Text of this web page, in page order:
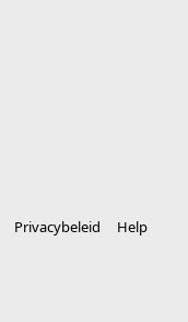
Privacybeleid
Help